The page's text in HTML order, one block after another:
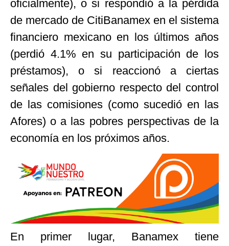
oficialmente), o si respondió a la pérdida
de mercado de CitiBanamex en el sistema
financiero mexicano en los últimos años
(perdió 4.1% en su participación de los
préstamos), o si reaccionó a ciertas
señales del gobierno respecto del control
de las comisiones (como sucedió en las
Afores) o a las pobres perspectivas de la
economía en los próximos años.
En primer lugar, Banamex tiene